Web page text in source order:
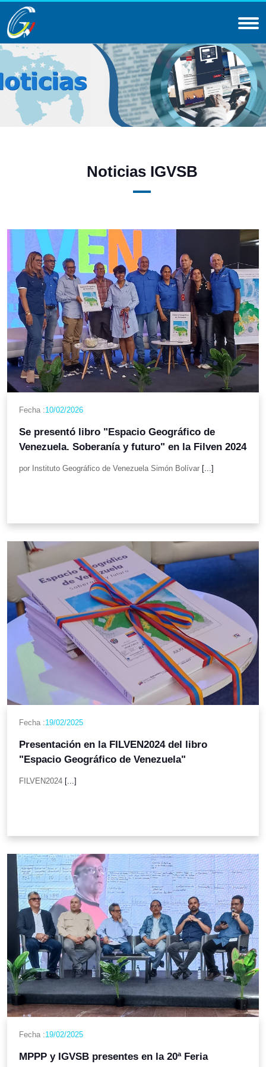
Noticias IGVSB
Fecha :10/02/2026
Se presentó libro "Espacio Geográfico de
Venezuela. Soberanía y futuro" en la Filven 2024
por Instituto Geográfico de Venezuela Simón Bolívar [...]
Fecha :19/02/2025
Presentación en la FILVEN2024 del libro
"Espacio Geográfico de Venezuela"
FILVEN2024 [...]
Fecha :19/02/2025
MPPP y IGVSB presentes en la 20ª Feria